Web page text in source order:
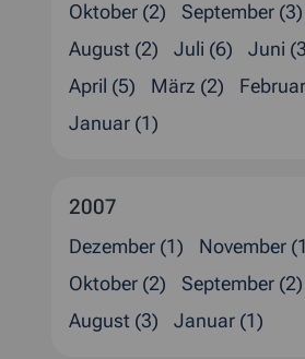
Oktober (2)
September (3)
August (2)
Juli (6) Juni
April (5)
März (2)
Januar (1)
2007
Dezember (1)
November
Oktober (2)
September (2)
August (3)
Januar (1)